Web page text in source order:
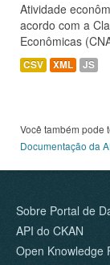
Atividade
acordo com a
Econômicas
CSV XML JS
Você também pode
Documentação da
Sobre Portal de
API do CKAN
Open Knowledge